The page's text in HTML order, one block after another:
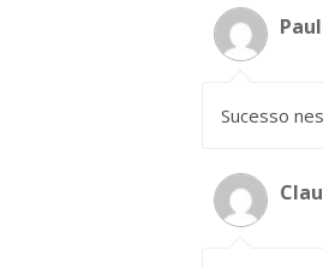
Sucesso